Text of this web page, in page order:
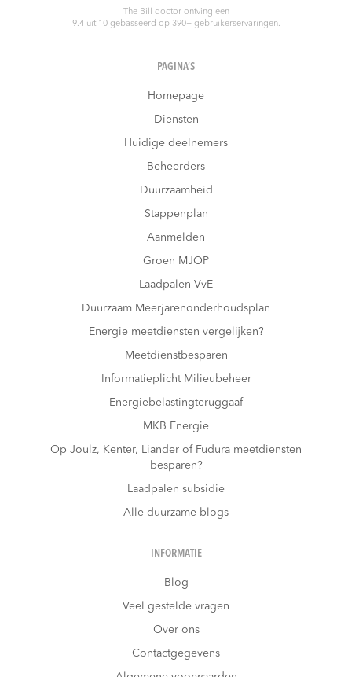
The Bill doctorontving een
9.4uit 10gebasseerd op 390+ gebruikerservaringen.
PAGINA’S
Homepage
Diensten
Huidige deelnemers
Beheerders
Duurzaamheid
Stappenplan
Aanmelden
Groen MJOP
Laadpalen VvE
Duurzaam Meerjarenonderhoudsplan
Energie meetdiensten vergelijken?
Meetdienstbesparen
Informatieplicht Milieubeheer
Energiebelastingteruggaaf
MKB Energie
Op Joulz, Kenter, Liander of Fudura meetdiensten
besparen?
Laadpalen subsidie
Alle duurzame blogs
INFORMATIE
Blog
Veel gestelde vragen
Over ons
Contactgegevens